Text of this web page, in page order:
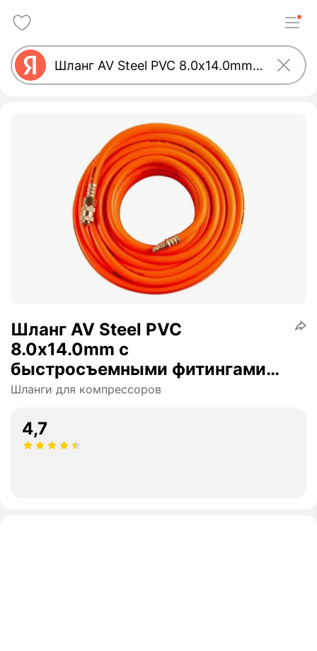
Шланг AV Steel PVC
8.0х14.0mm с
быстросъемными фитингами
20m AV-700220
Шланги для компрессоров
4,7